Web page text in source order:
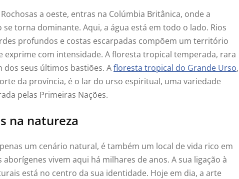
a oeste, entras na Colúmbia Britânica, onde a
se torna dominante. Aqui, a água está em todo o lado. Rios
profundos e costas escarpadas compõem um território
exprime com intensidade. A floresta tropical temperada, rara
seus últimos bastiões. Afloresta tropical do Grande Urso,
da província, é o lar do urso espiritual, uma variedade
pelas Primeiras Nações.
na natureza
um cenário natural, é também um local de vida rico em
vivem aqui há milhares de anos. A sua ligação à
está no centro da sua identidade. Hoje em dia, a arte